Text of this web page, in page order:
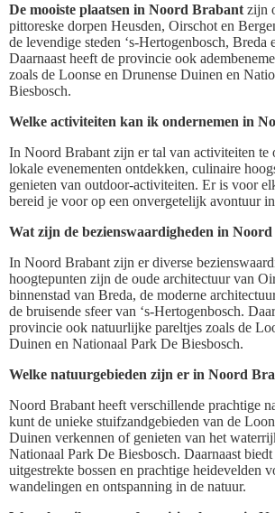
De mooiste plaatsen in Noord Brabant zijn
pittoreske dorpen Heusden, Oirschot en
de levendige steden ‘s-Hertogenbosch, Breda
Daarnaast heeft de provincie ook
zoals de Loonse en Drunense Duinen en
Biesbosch.
Welke activiteiten kan ik ondernemen in
In Noord Brabant zijn er tal van activiteiten te
lokale evenementen ontdekken, culinaire
genieten van outdoor-activiteiten. Er is voor
bereid je voor op een onvergetelijk avontuur
Wat zijn de bezienswaardigheden in
In Noord Brabant zijn er diverse
hoogtepunten zijn de oude architectuur van
binnenstad van Breda, de moderne
de bruisende sfeer van ‘s-Hertogenbosch.
provincie ook natuurlijke pareltjes zoals de
Duinen en Nationaal Park De Biesbosch.
Welke natuurgebieden zijn er in Noord
Noord Brabant heeft verschillende prachtige
kunt de unieke stuifzandgebieden van de
Duinen verkennen of genieten van het
Nationaal Park De Biesbosch. Daarnaast
uitgestrekte bossen en prachtige heidevelden
wandelingen en ontspanning in de natuur.